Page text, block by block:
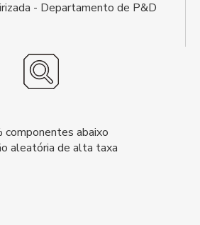
- Departamento de P&D
componentes abaixo
aleatória de alta taxa